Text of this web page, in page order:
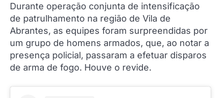
Durante operação conjunta de intensificação
de patrulhamento na região de Vila de
Abrantes, as equipes foram surpreendidas por
um grupo de homens armados, que, ao notar a
presença policial, passaram a efetuar disparos
de arma de fogo. Houve o revide.